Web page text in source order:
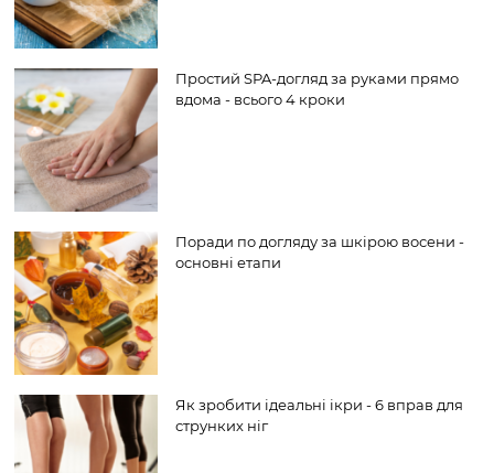
Простий SPA-догляд за руками прямо
вдома - всього 4 кроки
Поради по догляду за шкірою восени -
основні етапи
Як зробити ідеальні ікри - 6 вправ для
струнких ніг